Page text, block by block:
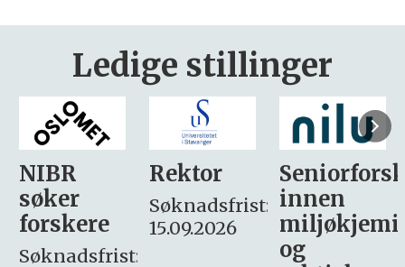
Ledige stillinger
Rektor
Søknadsfrist:
15.09.2026
Seniorforsker
innen
miljøkjemi
søker
– fast